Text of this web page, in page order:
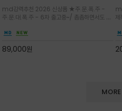
라이크 배색이 조화롭게 어우러진 탑핸
들 숄더백
md강력추천 2026 신상품 ★주.문.폭.주 -
주.문.대.폭.주 - 6차 출고중~/ 촘촘하면서도 입
만들며 부드러운 곡선의 바스켓 실루엣에 넉넉한
양한 연출이
89,000원